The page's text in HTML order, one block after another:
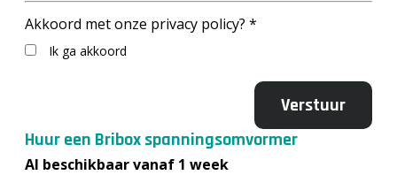
Akkoord met onze privacy policy? *
Ik ga akkoord
Huur een Bribox spanningsomvormer
Al beschikbaar vanaf 1 week